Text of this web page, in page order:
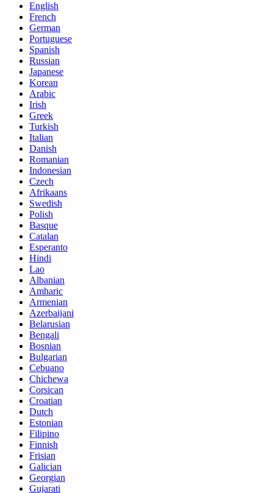
English
French
German
Portuguese
Spanish
Russian
Japanese
Korean
Arabic
Irish
Greek
Turkish
Italian
Danish
Romanian
Indonesian
Czech
Afrikaans
Swedish
Polish
Basque
Catalan
Esperanto
Hindi
Lao
Albanian
Amharic
Armenian
Azerbaijani
Belarusian
Bengali
Bosnian
Bulgarian
Cebuano
Chichewa
Corsican
Croatian
Dutch
Estonian
Filipino
Finnish
Frisian
Galician
Georgian
Gujarati